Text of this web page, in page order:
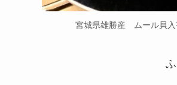
宮城県雄勝産 ムール貝入